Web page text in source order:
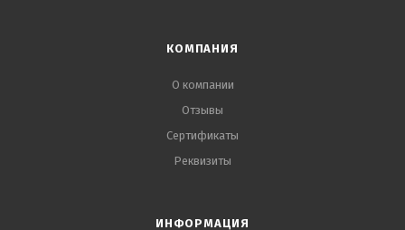
КОМПАНИЯ
О компании
Отзывы
Сертификаты
Реквизиты
ИНФОРМАЦИЯ